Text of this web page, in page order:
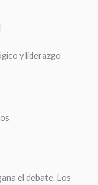
y liderazgo
el debate. Los